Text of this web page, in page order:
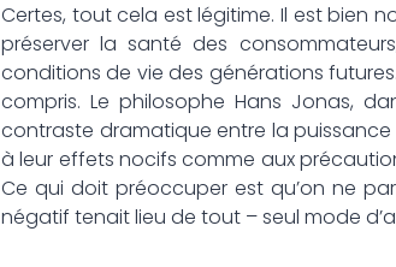
Certes, tout cela est légitime. Il est bien
préserver la santé des
conditions de vie des générations
compris. Le philosophe Hans Jonas,
contraste dramatique entre la
à leur effets nocifs comme aux
Ce qui doit préoccuper est qu’on ne
négatif tenait lieu de tout – seul mode